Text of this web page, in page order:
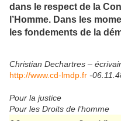
dans le respect de la
l’Homme. Dans les
les fondements de la
Christian Dechartres –
http://www.cd-lmdp.fr -
Pour la justice
Pour les Droits de l’homme